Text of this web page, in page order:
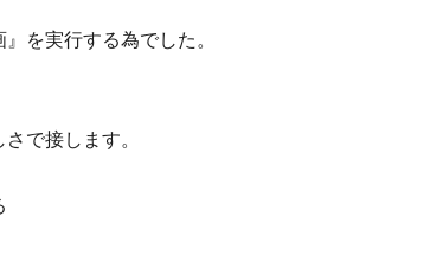
を実行する為でした。
で接します。